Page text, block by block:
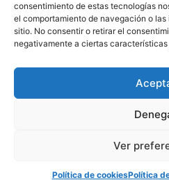
consentimiento de estas tecnologías
el comportamiento de navegación o
sitio. No consentir o retirar el
negativamente a ciertas
Ver
Política de cookiesPolítica
Información
჻Política de
Política de
©